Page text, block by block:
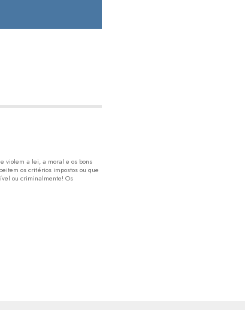
violem a lei, a moral e os bons
os critérios impostos ou que
ou criminalmente! Os